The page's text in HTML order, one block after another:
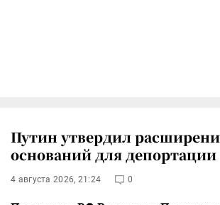
Путин утвердил
оснований для
4 августа 2026, 21:24 0